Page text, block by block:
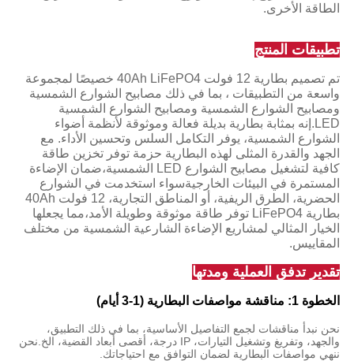
الطاقة الأخرى.
تطبيقات المنتج
تم تصميم بطارية 12 فولت 40Ah LiFePO4 خصيصًا لمجموعة
واسعة من التطبيقات ، بما في ذلك مصابيح الشوارع الشمسية
ومصابيح الشوارع الشمسية ومصابيح الشوارع الشمسية
LED.إنه بمثابة بطارية بديلة فعالة وموثوقة لأنظمة أضواء
الشوارع الشمسية، يوفر التكامل السلس وتحسين الأداء. مع
الجهد والقدرة المثلى لهذه البطارية حزمة توفر تخزين طاقة
كافية لتشغيل مصابيح الشوارع LED الشمسية،ضمان الإضاءة
المستمرة في البيئات الخارجيةسواء استخدمت في الشوارع
الحضرية، الطرق الريفية، أو المناطق التجارية، 12 فولت 40Ah
بطارية LiFePO4 توفر طاقة موثوقة وطويلة الأمد،مما يجعلها
الخيار المثالي لمشاريع الإضاءة الشارعية الشمسية من مختلف
المقاييس.
تقدير تدفق العملية ومدتها
الخطوة 1: مناقشة مواصفات البطارية (1-3 أيام)
نحن نبدأ مناقشات لجمع التفاصيل الأساسية، بما في ذلك التطبيق،
والجهد، وتفريغ وتشغيل التيارات، IP درجة، أقصى أبعاد القضية، الخ.نحن
ننهي مواصفات البطارية لضمان التوافق مع احتياجاتك.